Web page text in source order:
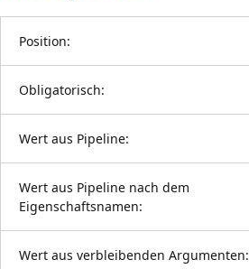
Position:
Obligatorisch:
Wert aus Pipeline:
Wert aus Pipeline nach dem
Eigenschaftsnamen:
Wert aus verbleibenden Argumenten: